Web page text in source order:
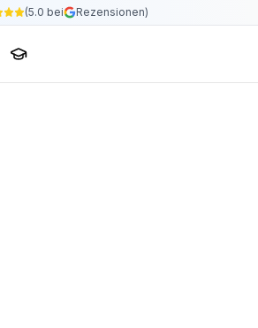
(5.0 bei Rezensionen)
Sprachschule24